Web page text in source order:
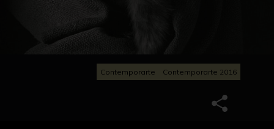
Contemporarte Contemporarte 2016